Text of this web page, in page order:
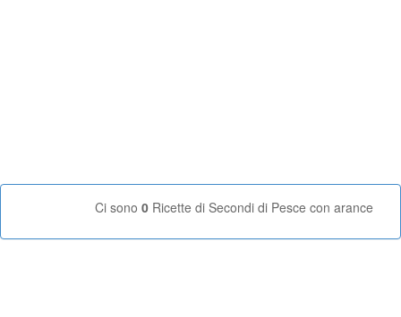
Ci sono 0 Ricette di Secondi di Pesce con arance